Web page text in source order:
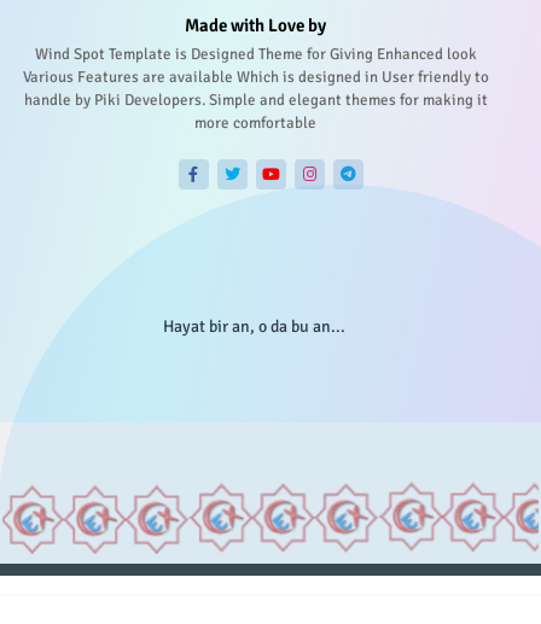
Made with Love by
Wind Spot Template is Designed Theme for Giving Enhanced look
Various Features are available Which is designed in User friendly to
handle by Piki Developers. Simple and elegant themes for making it
more comfortable
Hayat bir an, o da bu an...